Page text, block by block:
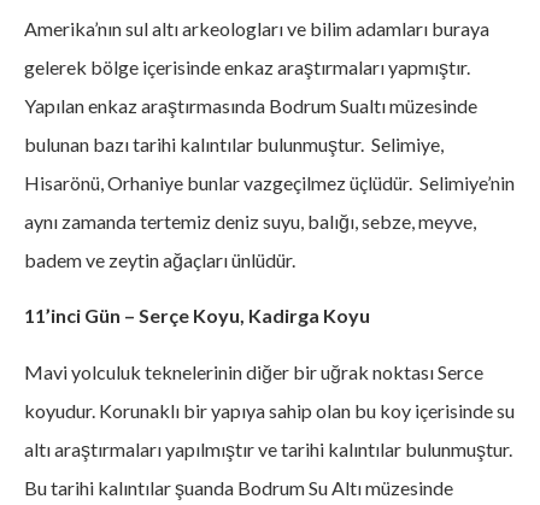
Amerika’nın sul altı arkeologları ve bilim adamları buraya
gelerek bölge içerisinde enkaz araştırmaları yapmıştır.
Yapılan enkaz araştırmasında Bodrum Sualtı müzesinde
bulunan bazı tarihi kalıntılar bulunmuştur. Selimiye,
Hisarönü, Orhaniye bunlar vazgeçilmez üçlüdür. Selimiye’nin
aynı zamanda tertemiz deniz suyu, balığı, sebze, meyve,
badem ve zeytin ağaçları ünlüdür.
11’inci Gün – Serçe Koyu, Kadirga Koyu
Mavi yolculuk teknelerinin diğer bir uğrak noktası Serce
koyudur. Korunaklı bir yapıya sahip olan bu koy içerisinde su
altı araştırmaları yapılmıştır ve tarihi kalıntılar bulunmuştur.
Bu tarihi kalıntılar şuanda Bodrum Su Altı müzesinde